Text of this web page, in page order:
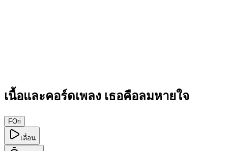
เนื้อและคอร์ดเพลง เธอคือลมหายใจ
FOri
เลื่อน